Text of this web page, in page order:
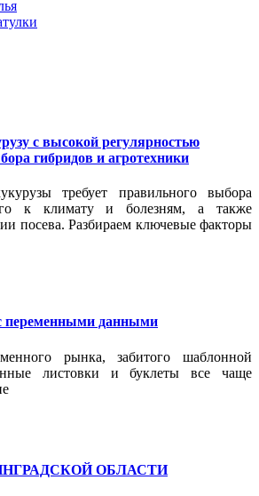
с высокой регулярностью
гибридов и агротехники
требует правильного выбора
к климату и болезням, а также
посева. Разбираем ключевые факторы
переменными данными
рынка, забитого шаблонной
листовки и буклеты все чаще
ОБЛАСТИ